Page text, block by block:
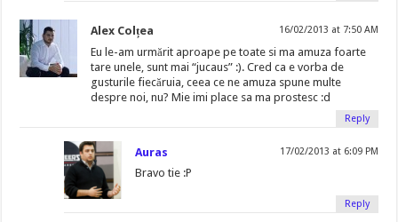
Alex Colțea 16/02/2013 at 7:50 AM
Eu le-am urmărit aproape pe toate si ma amuza foarte
tare unele, sunt mai “jucaus” :). Cred ca e vorba de
gusturile fiecăruia, ceea ce ne amuza spune multe
despre noi, nu? Mie imi place sa ma prostesc :d
Reply
Auras 17/02/2013 at 6:09 PM
Bravo tie :P
Reply